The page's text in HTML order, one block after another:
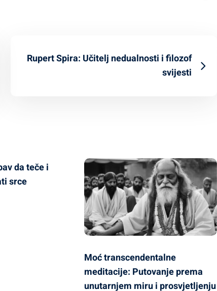
Rupert Spira: Učitelj nedualnosti i filozof
svijesti
da teče i
srce
Moć transcendentalne
meditacije: Putovanje prema
unutarnjem miru i prosvjetljenju